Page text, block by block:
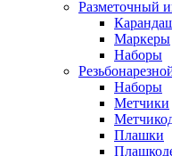
Разметочный
Маркеры
Наборы
Наборы
Метчики
Плашки